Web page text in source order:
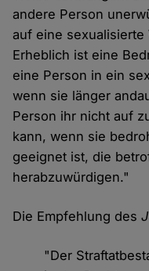
andere Person
auf eine sexualisierte
Erheblich ist eine
eine Person in ein
wenn sie länger
Person ihr nicht auf
kann, wenn sie
geeignet ist, die
herabzuwürdigen."
Die Empfehlung des
"Der